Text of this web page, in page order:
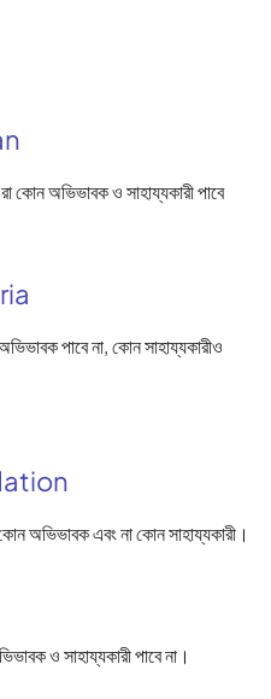
কোন অভিভাবক ও সাহায্যকারী পাবে
পাবে না, কোন সাহায্যকারীও
কোন অভিভাবক এবং না কোন সাহায্যকারী।
ও সাহায্যকারী পাবে না।